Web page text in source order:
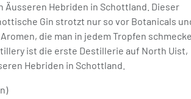
Äusseren Hebriden in Schottland. Dieser
Gin strotzt nur so vor Botanicals
die man in jedem Tropfen
ist die erste Destillerie auf North Uist,
Hebriden in Schottland.